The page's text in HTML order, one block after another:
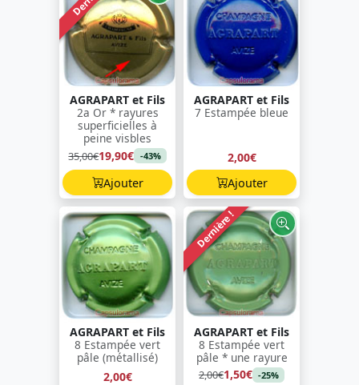
AGRAPART et Fils
2a Or * rayures
superficielles à
peine visbles
35,00€19,90€ -43%
Ajouter
AGRAPART et Fils
7 Estampée bleue
2,00€
Ajouter
AGRAPART et Fils
8 Estampée vert
pâle (métallisé)
2,00€
Dernière !
AGRAPART et Fils
8 Estampée vert
pâle * une rayure
2,00€1,50€ -25%